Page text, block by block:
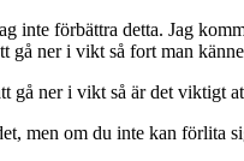
inte förbättra detta. Jag
ner i vikt så fort man
gå ner i vikt så är det viktigt
men om du inte kan förlita